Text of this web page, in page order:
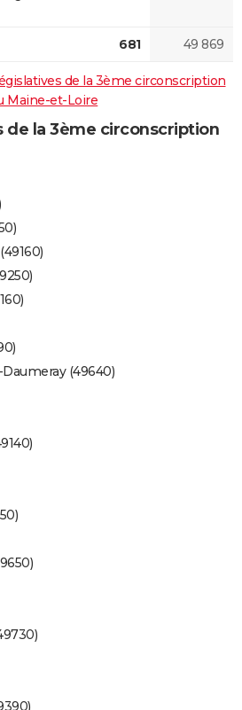
681 49 869
de la 3ème circonscription
Maine-et-Loire
la 3ème circonscription
(49640)